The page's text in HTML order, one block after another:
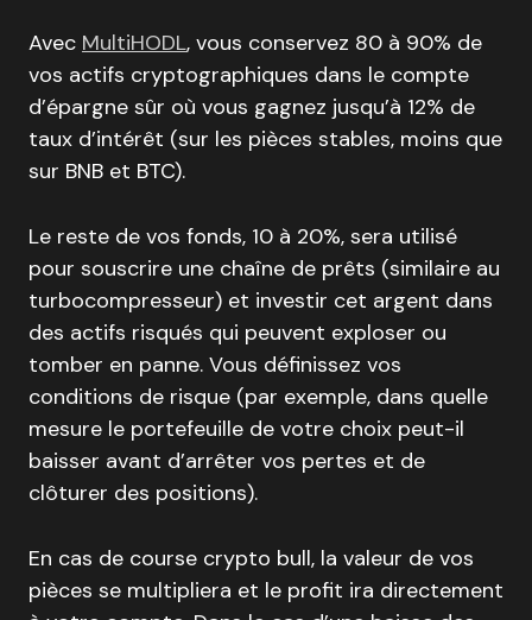
Avec MultiHODL, vous conservez 80 à 90% de
vos actifs cryptographiques dans le compte
d’épargne sûr où vous gagnez jusqu’à 12% de
taux d’intérêt (sur les pièces stables, moins que
sur BNB et BTC).
Le reste de vos fonds, 10 à 20%, sera utilisé
pour souscrire une chaîne de prêts (similaire au
turbocompresseur) et investir cet argent dans
des actifs risqués qui peuvent exploser ou
tomber en panne. Vous définissez vos
conditions de risque (par exemple, dans quelle
mesure le portefeuille de votre choix peut-il
baisser avant d’arrêter vos pertes et de
clôturer des positions).
En cas de course crypto bull, la valeur de vos
pièces se multipliera et le profit ira directement